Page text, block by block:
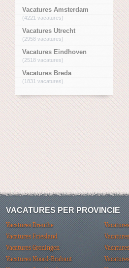
Vacatures Amsterdam
(4221 vacatures)
Vacatures Utrecht
(2958 vacatures)
Vacatures Eindhoven
(2518 vacatures)
Vacatures Breda
(1831 vacatures)
VACATURES PER PROVINCIE
Vacatures Drenthe
Vacatures Friesland
Vacatures Groningen
Vacatures Noord-Brabant